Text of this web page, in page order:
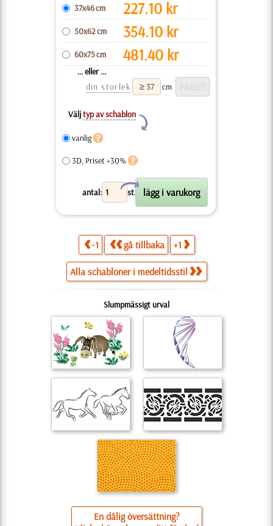
37x46 cm
227.10 kr
50x62 cm 354.10 kr
60x75 cm 481.40 kr
... eller ...
din storlek
cm
Väljtyp av schablon
Y
vanlig
3D, Priset +30%
antal: st.
X
-1 gå tillbaka +1
Alla schabloner i medeltidsstil
Slumpmässigt urval
En dålig översättning?